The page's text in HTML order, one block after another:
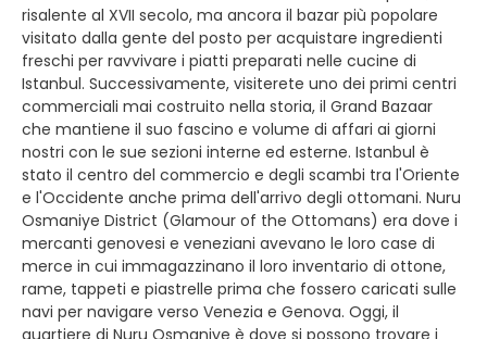
risalente al XVII secolo, ma ancora il bazar più popolare
visitato dalla gente del posto per acquistare ingredienti
freschi per ravvivare i piatti preparati nelle cucine di
Istanbul. Successivamente, visiterete uno dei primi centri
commerciali mai costruito nella storia, il Grand Bazaar
che mantiene il suo fascino e volume di affari ai giorni
nostri con le sue sezioni interne ed esterne. Istanbul è
stato il centro del commercio e degli scambi tra l'Oriente
e l'Occidente anche prima dell'arrivo degli ottomani. Nuru
Osmaniye District (Glamour of the Ottomans) era dove i
mercanti genovesi e veneziani avevano le loro case di
merce in cui immagazzinano il loro inventario di ottone,
rame, tappeti e piastrelle prima che fossero caricati sulle
navi per navigare verso Venezia e Genova. Oggi, il
quartiere di Nuru Osmaniye è dove si possono trovare i